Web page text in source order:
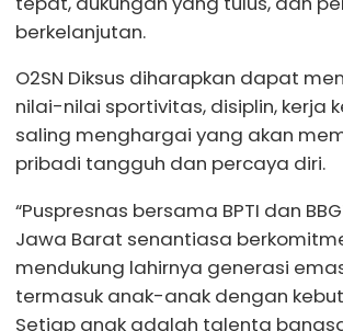
berkelanjutan.
O2SN Diksus diharapkan dapat
nilai-nilai sportivitas, disiplin, kerja
saling menghargai yang akan
pribadi tangguh dan percaya diri.
“Puspresnas bersama BPTI dan
Jawa Barat senantiasa
mendukung lahirnya generasi
termasuk anak-anak dengan
Setiap anak adalah talenta